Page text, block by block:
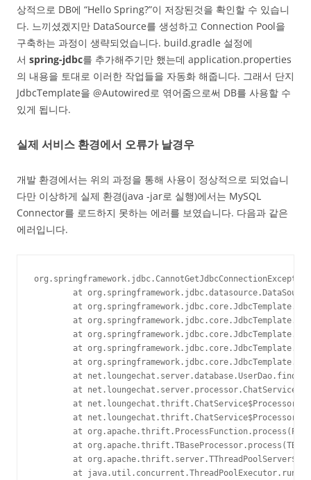
상적으로 DB에 “Hello Spring?”이 저장된것을 확인할 수 있습니
다. 느끼셨겠지만 DataSource를 생성하고 Connection Pool을
구축하는 과정이 생략되었습니다. build.gradle 설정에
서 spring-jdbc를 추가해주기만 했는데 application.properties
의 내용을 토대로 이러한 작업들을 자동화 해줍니다. 그래서 단지
JdbcTemplate을 @Autowired로 엮어줌으로써 DB를 사용할 수
있게 됩니다.
실제 서비스 환경에서 오류가 날경우
개발 환경에서는 위의 과정을 통해 사용이 정상적으로 되었습니
다만 이상하게 실제 환경(java -jar로 실행)에서는 MySQL
Connector를 로드하지 못하는 에러를 보였습니다. 다음과 같은
에러입니다.
at
at
at
at
at
at
at
at
at
at
at
at
at
at